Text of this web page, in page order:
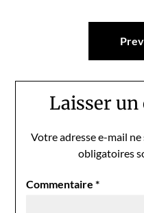
Navigation
Laisser
Votre adresse e-mail ne
obligatoires
Commentaire*